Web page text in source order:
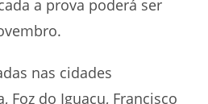
a prova poderá ser
nas cidades
Foz do Iguaçu, Francisco